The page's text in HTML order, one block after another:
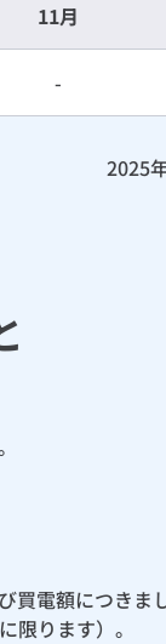
11月
-
2025
買電額につきま
ります）。